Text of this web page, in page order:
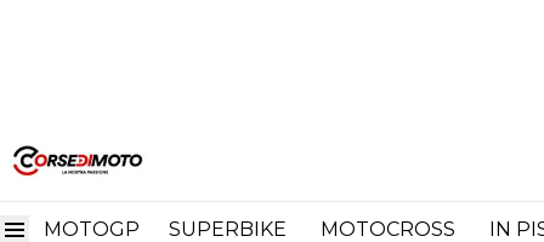
MOTOGP SUPERBIKE MOTOCROSS IN